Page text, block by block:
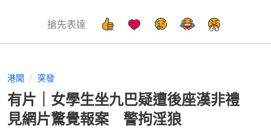
搶先表達
港聞 突發
有片｜女學生坐九巴疑遭後座漢非禮
見網片驚覺報案 警拘淫狼